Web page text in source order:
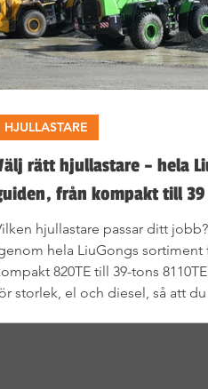
rätt hjullastare – hela
från kompakt till
hjullastare passar ditt
hela LiuGongs sortiment
820TE till 39-tons 8110TE
storlek, el och diesel, så att du
HJULLASTARE